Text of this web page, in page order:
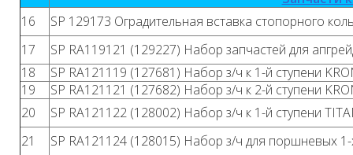
16
SP 129173 Оградительная вставка стопорного
17
SP RA119121 (129227) Набор запчастей для
18
SP RA121119 (127681) Набор з/ч к 1-й ступени
19
SP RA121121 (127682) Набор з/ч к 2-й ступени
20
SP RA121122 (128002) Набор з/ч к 1-й ступени
21
SP RA121124 (128015) Набор з/ч для поршневых 1-